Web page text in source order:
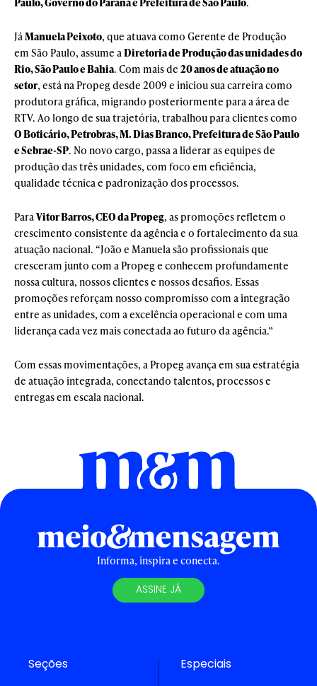
Já Manuela Peixoto, que atuava como Gerente de Produção
em São Paulo, assume a Diretoria de Produção das unidades do
Rio, São Paulo e Bahia. Com mais de 20 anos de atuação no
setor, está na Propeg desde 2009 e iniciou sua carreira como
produtora gráfica, migrando posteriormente para a área de
RTV. Ao longo de sua trajetória, trabalhou para clientes como
O Boticário, Petrobras, M. Dias Branco, Prefeitura de São Paulo
e Sebrae-SP. No novo cargo, passa a liderar as equipes de
produção das três unidades, com foco em eficiência,
qualidade técnica e padronização dos processos.
ParaVitor Barros, CEO da Propeg, as promoções refletem o
crescimento consistente da agência e o fortalecimento da sua
atuação nacional. “João e Manuela são profissionais que
cresceram junto com a Propeg e conhecem profundamente
nossa cultura, nossos clientes e nossos desafios. Essas
promoções reforçam nosso compromisso com a integração
entre as unidades, com a excelência operacional e com uma
liderança cada vez mais conectada ao futuro da agência.”
Com essas movimentações, a Propeg avança em sua estratégia
de atuação integrada, conectando talentos, processos e
entregas em escala nacional.
Informa, inspira e conecta.
ASSINE JÁ
Seções Especiais